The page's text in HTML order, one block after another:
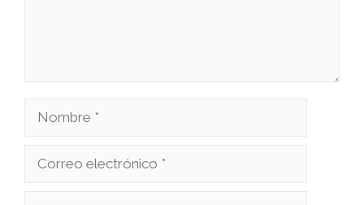
Nombre
Correo